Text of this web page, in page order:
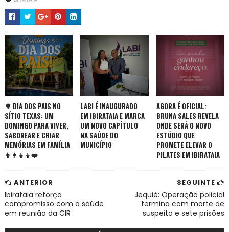
🌳 DIA DOS PAIS NO
SÍTIO TEXAS: UM
DOMINGO PARA VIVER,
SABOREAR E CRIAR
MEMÓRIAS EM FAMÍLIA
👨‍👩‍👧‍👦❤️
LABI É INAUGURADO
EM IBIRATAIA E MARCA
UM NOVO CAPÍTULO
NA SAÚDE DO
MUNICÍPIO
AGORA É OFICIAL:
BRUNA SALES REVELA
ONDE SERÁ O NOVO
ESTÚDIO QUE
PROMETE ELEVAR O
PILATES EM IBIRATAIA
SEGUINTE
Jequié: Operação policial
termina com morte de
suspeito e sete prisões
ANTERIOR
Ibirataia reforça
compromisso com a saúde
em reunião da CIR